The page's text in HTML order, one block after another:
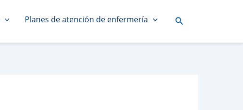
Planes de atención de enfermería Buscar